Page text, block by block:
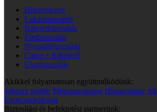
Hitelfedezeti
Lakásbiztosítás
Balesetbiztosítás
Életbiztosítás
Nyugdíjbiztosítás
Casco • Kötelező
Utasbiztosítás
Akikkel folyamatosan együttműködünk:
Jobsora jooble Meteonavigator Hírnavigátor
Expresszkölcsön
Biztosítási és befektetési partnerünk: